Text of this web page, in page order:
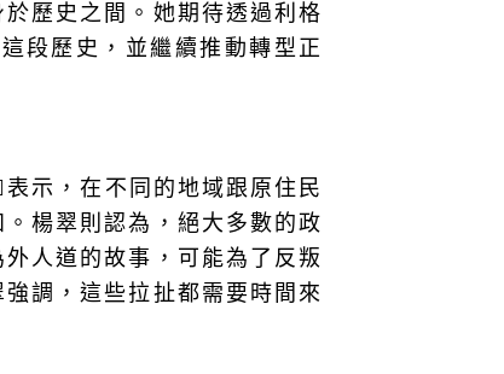
歷史之間。她期待透過利格
段歷史，並繼續推動轉型正
示，在不同的地域跟原住民
楊翠則認為，絕大多數的政
人道的故事，可能為了反叛
調，這些拉扯都需要時間來